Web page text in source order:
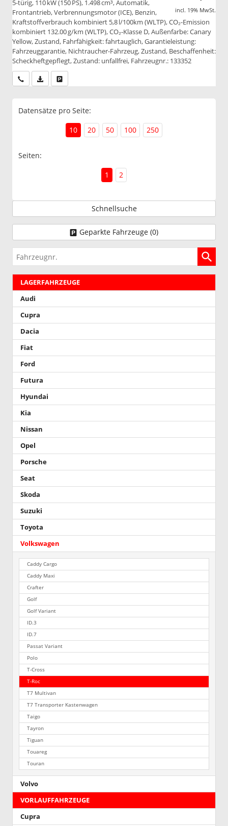
incl. 19% MwSt.
5-türig, 110 kW (150 PS), 1.498 cm³, Automatik,
Frontantrieb, Verbrennungsmotor (ICE), Benzin,
Kraftstoffverbrauch kombiniert 5,8 l/100km (WLTP), CO₂-Emission
kombiniert 132.00 g/km (WLTP), CO₂-Klasse D, Außenfarbe: Canary
Yellow, Zustand, Fahrfähigkeit: fahrtauglich, Garantieleistung:
Fahrzeuggarantie, Nichtraucher-Fahrzeug, Zustand, Beschaffenheit:
Scheckheftgepflegt, Zustand: unfallfrei, Fahrzeugnr.: 133352
Wir rufen Sie anPDF-Datei, Fahrzeugexposé drucken
Datensätze pro Seite:
10
20 50 100 250
Seiten:
1
2
Schnellsuche
Geparkte Fahrzeuge (0)
Fahrzeugnr.
LAGERFAHRZEUGE
Audi
Cupra
Dacia
Fiat
Ford
Futura
Hyundai
Kia
Nissan
Opel
Porsche
Seat
Skoda
Suzuki
Toyota
Volkswagen
Caddy Cargo
Caddy Maxi
Crafter
Golf
Golf Variant
ID.3
ID.7
Passat Variant
Polo
T-Cross
T-Roc
T7 Multivan
T7 Transporter Kastenwagen
Taigo
Tayron
Tiguan
Touareg
Touran
Volvo
VORLAUFFAHRZEUGE
Cupra